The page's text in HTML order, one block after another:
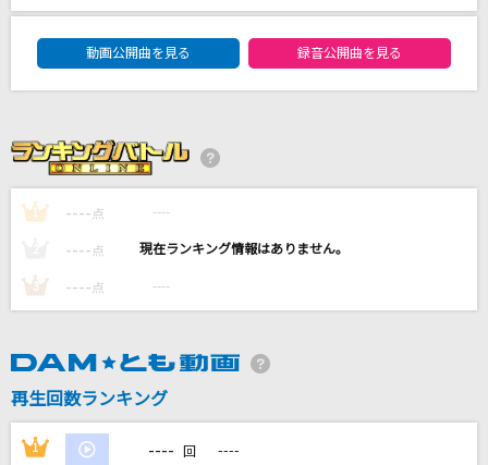
最大公約数
好きすぎて滅！
M!LK
マリーゴールド
DAMの新曲・ランキングなど
カラオケ最新情報をチェック！
DAM★ともボーカルエントリーランキング
動画公開曲を見る
録音公開曲を見る
1 ---- 点 ----
---- 点 ----
3 ---- 点 ----
再生回数ランキング
1 ---- 回 ----